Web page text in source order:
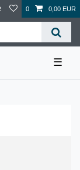
0 0,00 EUR
☰